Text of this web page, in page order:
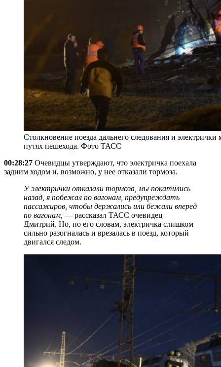
Столкновение поезда дальнего следования и электрички
путях пешехода. Фото ТАСС
00:28:27 Очевидцы утверждают, что электричка поехала
задним ходом и, возможно, у нее отказали тормоза.
У электрички отказали тормоза, мы покатились
назад, я побежал по вагонам, предупреждать
пассажиров, чтобы держались или бежали вперед
по вагонам, — рассказал ТАСС очевидец
Дмитрий. Но, по его словам, электричка слишком
сильно разогналась и врезалась в поезд, который
двигался следом.